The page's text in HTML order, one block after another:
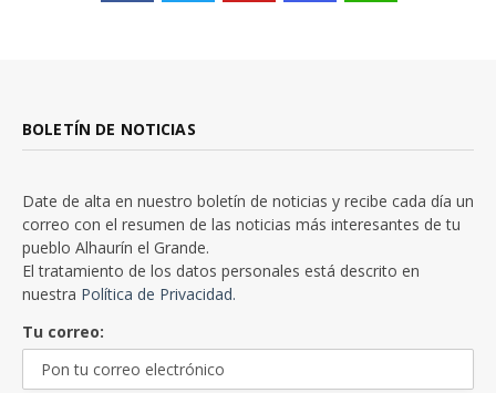
BOLETÍN DE NOTICIAS
Date de alta en nuestro boletín de noticias y recibe cada día un
correo con el resumen de las noticias más interesantes de tu
pueblo Alhaurín el Grande.
El tratamiento de los datos personales está descrito en
nuestra Política de Privacidad.
Tu correo: